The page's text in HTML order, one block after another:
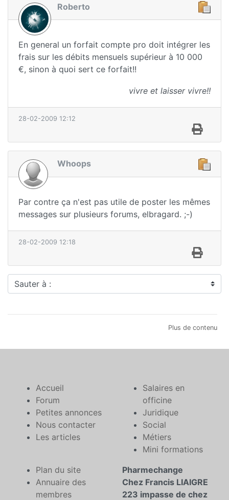
Roberto
En general un forfait compte pro doit intégrer les
frais sur les débits mensuels supérieur à 10 000
€, sinon à quoi sert ce forfait!!
vivre et laisser vivre!!
28-02-2009 12:12
Whoops
Par contre ça n'est pas utile de poster les mêmes
messages sur plusieurs forums, elbragard. ;-)
28-02-2009 12:18
Sauter à :
Plus de contenu
Accueil
Forum
Petites annonces
Nous contacter
Les articles
Salaires en
officine
Juridique
Social
Métiers
Mini formations
Plan du site
Annuaire des
membres
Pharmechange
Chez Francis LIAIGRE
223 impasse de chez